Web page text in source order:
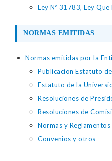
Ley Nº 31783, Ley
NORMAS EMITIDAS
Normas emitidas por la
Publicacion Estatuto
Estatuto de la
Resoluciones de
Resoluciones de
Normas y
Convenios y otros